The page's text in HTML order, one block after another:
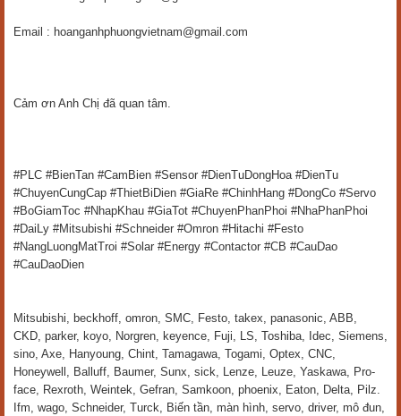
Email : hoanganhphuongvietnam@gmail.com
Cảm ơn Anh Chị đã quan tâm.
#PLC #BienTan #CamBien #Sensor #DienTuDongHoa #DienTu
#ChuyenCungCap #ThietBiDien #GiaRe #ChinhHang #DongCo #Servo
#BoGiamToc #NhapKhau #GiaTot #ChuyenPhanPhoi #NhaPhanPhoi
#DaiLy #Mitsubishi #Schneider #Omron #Hitachi #Festo
#NangLuongMatTroi #Solar #Energy #Contactor #CB #CauDao
#CauDaoDien
Mitsubishi, beckhoff, omron, SMC, Festo, takex, panasonic, ABB,
CKD, parker, koyo, Norgren, keyence, Fuji, LS, Toshiba, Idec, Siemens,
sino, Axe, Hanyoung, Chint, Tamagawa, Togami, Optex, CNC,
Honeywell, Balluff, Baumer, Sunx, sick, Lenze, Leuze, Yaskawa, Pro-
face, Rexroth, Weintek, Gefran, Samkoon, phoenix, Eaton, Delta, Pilz.
Ifm, wago, Schneider, Turck, Biến tần, màn hình, servo, driver, mô đun,